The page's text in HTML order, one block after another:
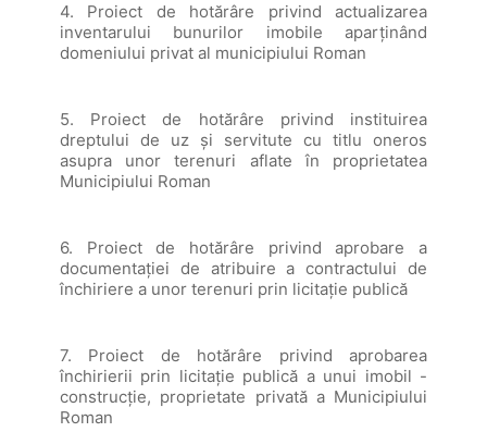
4. Proiect de hotărâre privind actualizarea
inventarului bunurilor imobile aparținând
domeniului privat al municipiului Roman
5. Proiect de hotărâre privind instituirea
dreptului de uz şi servitute cu titlu oneros
asupra unor terenuri aflate în proprietatea
Municipiului Roman
6. Proiect de hotărâre privind aprobare a
documentației de atribuire a contractului de
închiriere a unor terenuri prin licitație publică
7. Proiect de hotărâre privind aprobarea
închirierii prin licitaţie publică a unui imobil -
construcție, proprietate privată a Municipiului
Roman